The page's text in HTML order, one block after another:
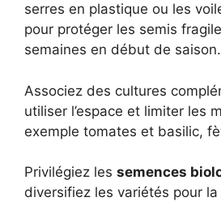
serres en plastique ou les
pour protéger les semis
semaines en début de saison.
Associez des cultures
utiliser l’espace et limiter les
exemple tomates et basilic,
Privilégiez les semences
diversifiez les variétés pour la